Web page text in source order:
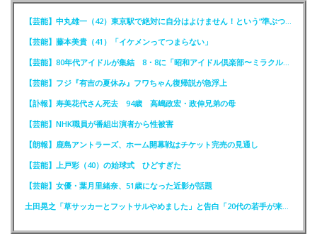
【芸能】中丸雄一（42）東京駅で絶対に自分はよけません！という“準ぶつかりおじさん”に遭遇
【芸能】藤本美貴（41）「イケメンってつまらない」
【芸能】80年代アイドルが集結 8・8に「昭和アイドル倶楽部〜ミラクル同窓会〜」を開催
【芸能】フジ『有吉の夏休み』フワちゃん復帰説が急浮上
【訃報】寿美花代さん死去 94歳 高嶋政宏・政伸兄弟の母
【芸能】NHK職員が番組出演者から性被害
【朗報】鹿島アントラーズ、ホーム開幕戦はチケット完売の見通し
【芸能】上戸彩（40）の始球式 ひどすぎた
【芸能】女優・葉月里緒奈、51歳になった近影が話題
土田晃之「草サッカーとフットサルやめました」と告白「20代の若手が来るんです。つまんなくて」